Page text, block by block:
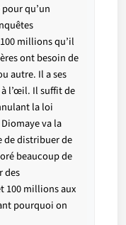
qu’un
millions qu’il
ont besoin de
autre. Il a ses
l’œil. Il suffit de
la loi
va la
de distribuer de
beaucoup de
des
100 millions aux
pourquoi on